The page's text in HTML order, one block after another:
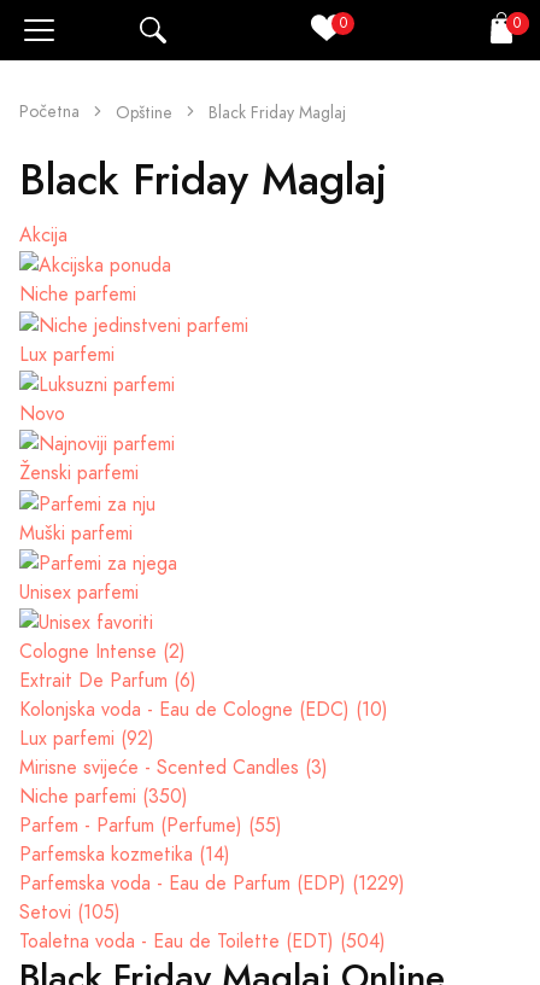
0 Korpa
0
Početna Opštine Black Friday Maglaj
Black Friday Maglaj
Akcija
Niche parfemi
Lux parfemi
Novo
Ženski parfemi
Muški parfemi
Unisex parfemi
Cologne Intense (2)
Extrait De Parfum (6)
Kolonjska voda - Eau de Cologne (EDC) (10)
Lux parfemi (92)
Mirisne svijeće - Scented Candles (3)
Niche parfemi (350)
Parfem - Parfum (Perfume) (55)
Parfemska kozmetika (14)
Parfemska voda - Eau de Parfum (EDP) (1229)
Setovi (105)
Toaletna voda - Eau de Toilette (EDT) (504)